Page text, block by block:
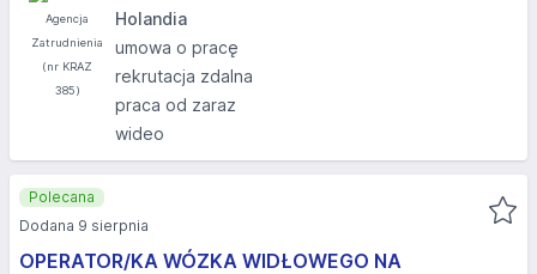
Holandia
umowa o pracę
rekrutacja zdalna
praca od zaraz
wideo
OPERATOR/KA WÓZKA WIDŁOWEGO NA
Polecana
Dodana 9 sierpnia